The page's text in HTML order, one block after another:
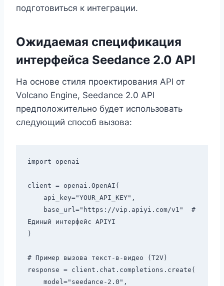
подготовиться к интеграции.
Ожидаемая спецификация
интерфейса Seedance 2.0 API
На основе стиля проектирования API от
Volcano Engine, Seedance 2.0 API
предположительно будет использовать
следующий способ вызова:
import openai
client = openai.OpenAI(
Единый интерфейс APIYI
)
# Пример вызова текст-в-видео (T2V)
response = client.chat.completions.create(